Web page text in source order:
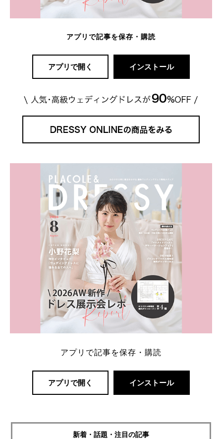
アプリで記事を保存・購読
アプリで開く インストール
アプリで記事を保存・購読
アプリで開く インストール
新着・話題・注目の記事